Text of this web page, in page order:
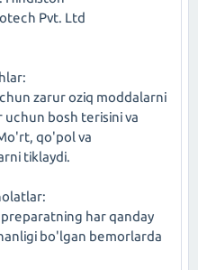
Pvt. Ltd
zarur oziq moddalarni
bosh terisini va
qo'pol va
tiklaydi.
har qanday
bo'lgan bemorlarda